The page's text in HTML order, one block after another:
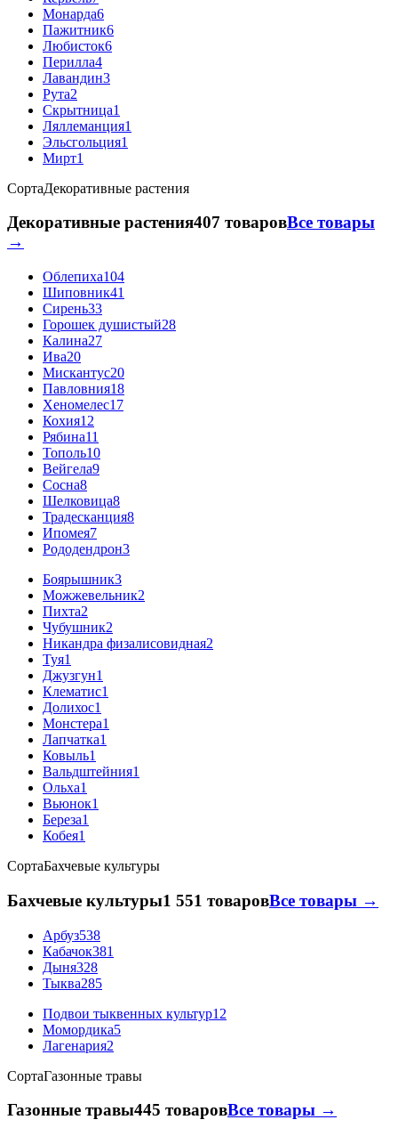
Монарда6
Пажитник6
Любисток6
Перилла4
Лавандин3
Рута2
Скрытница1
Ляллеманция1
Эльсгольция1
Мирт1
СортаДекоративные растения
Декоративные растения407 товаровВсе товары
→
Облепиха104
Шиповник41
Сирень33
Горошек душистый28
Калина27
Ива20
Мискантус20
Павловния18
Хеномелес17
Кохия12
Рябина11
Тополь10
Вейгела9
Сосна8
Шелковица8
Традесканция8
Ипомея7
Рододендрон3
Боярышник3
Можжевельник2
Пихта2
Чубушник2
Никандра физалисовидная2
Туя1
Джузгун1
Клематис1
Долихос1
Монстера1
Лапчатка1
Ковыль1
Вальдштейния1
Ольха1
Вьюнок1
Береза1
Кобея1
СортаБахчевые культуры
Бахчевые культуры1 551 товаровВсе товары →
Арбуз538
Кабачок381
Дыня328
Тыква285
Подвои тыквенных культур12
Момордика5
Лагенария2
СортаГазонные травы
Газонные травы445 товаровВсе товары →